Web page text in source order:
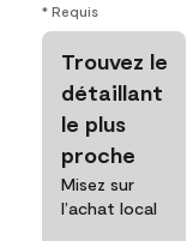
* Requis
Trouvez le
détaillant
le plus
proche
Misez sur
l’achat local